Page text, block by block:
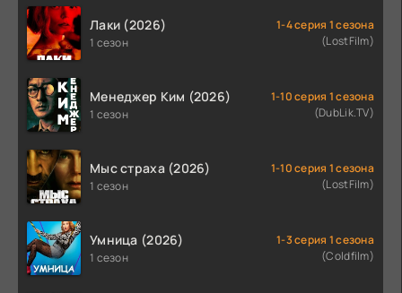
Лаки (2026)
1 сезон
1-4 серия 1 сезона
(LostFilm)
Менеджер Ким (2026)
1 сезон
1-10 серия 1 сезона
(DubLik.TV)
Мыс страха (2026)
1 сезон
1-10 серия 1 сезона
(LostFilm)
Умница (2026)
1 сезон
1-3 серия 1 сезона
(Coldfilm)